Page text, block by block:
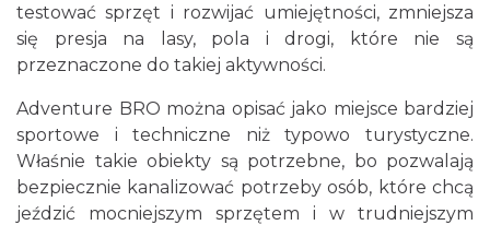
testować sprzęt i rozwijać umiejętności, zmniejsza
się presja na lasy, pola i drogi, które nie są
przeznaczone do takiej aktywności.
Adventure BRO można opisać jako miejsce bardziej
sportowe i techniczne niż typowo turystyczne.
Właśnie takie obiekty są potrzebne, bo pozwalają
bezpiecznie kanalizować potrzeby osób, które chcą
jeździć mocniejszym sprzętem i w trudniejszym